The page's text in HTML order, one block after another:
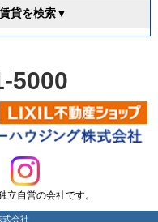
貸を検索▼
5000
立自営の会社です。
会社